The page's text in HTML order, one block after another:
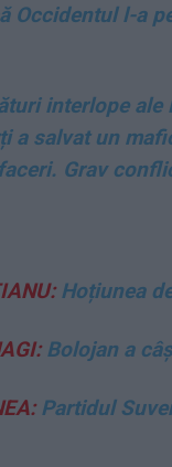
Occidentul l-a
interlope ale
a salvat un
Grav
Hoțiunea
Bolojan a
Partidul